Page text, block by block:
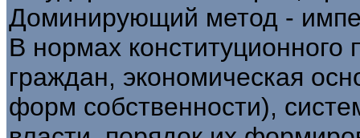
Доминирующий метод -
В нормах
граждан, экономическая
форм собственности),